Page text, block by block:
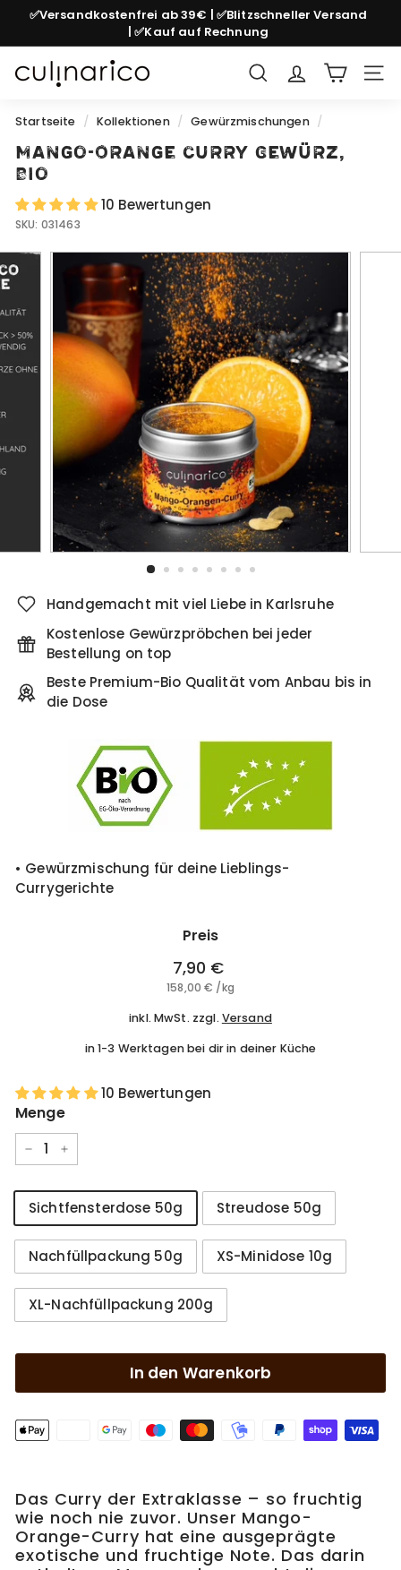
Direkt
Inhalt
Pause
✅Versandkostenfrei ab 39€ | ✅Blitzschneller Versand
| ✅Kauf auf Rechnung
c
l
i
n
a
r
i
c
Suche
Startseite / Kollektionen / Gewürzmischungen /
Mango-Orange Curry Gewürz,
Bio
10 Bewertungen
SKU: 031463
Handgemacht mit viel Liebe in Karlsruhe
Kostenlose Gewürzpröbchen bei jeder
Bestellung on top
Beste Premium-Bio Qualität vom Anbau bis in
die Dose
• Gewürzmischung für deine Lieblings-
Currygerichte
Preis
Normaler
Preis
7,90 €
€
158,00 € 158,00
/kg
inkl. MwSt. zzgl. Versand
in 1-3 Werktagen bei dir in deiner Küche
10 Bewertungen
Menge
− +
Größe
Sichtfensterdose 50g Streudose 50g
Nachfüllpackung 50g XS-Minidose 10g
XL-Nachfüllpackung 200g
In den Warenkorb
Das Curry der Extraklasse – so fruchtig
wie noch nie zuvor. Unser Mango-
Orange-Curry hat eine ausgeprägte
exotische und fruchtige Note. Das darin